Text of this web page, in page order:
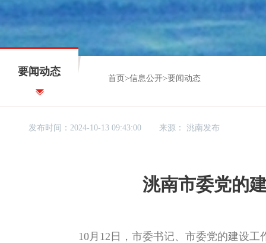
要闻动态
首页 >信息公开>要闻动态
发布时间：2024-10-13 09:43:00 来源：洮南发布
洮南市委党的
10月12日，市委书记、市委党的建设工